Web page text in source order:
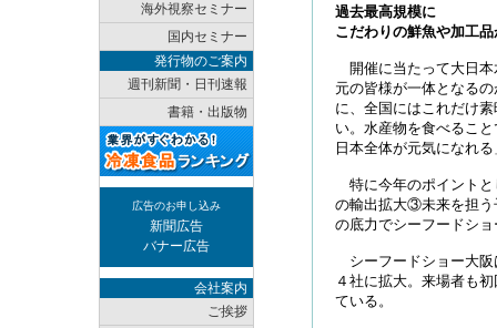
海外視察セミナー
国内セミナー
発行物のご案内
週刊新聞・日刊速報
書籍・出版物
広告のお申し込み
新聞広告
バナー広告
会社案内
ご挨拶
過去最高規模に
こだわりの鮮魚や加工
開催に当たって大日本
元の皆様が一体となる
に、全国にはこれだけ
い。水産物を食べるこ
日本全体が元気になれ
特に今年のポイント
の輸出拡大③未来を担
の底力でシーフードシ
シーフードショー大阪
４社に拡大。来場者も
ている。